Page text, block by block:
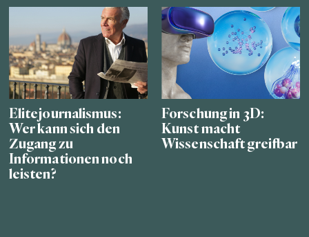
Elitejournalismus:
Wer kann sich den
Zugang zu
Informationen noch
leisten?
Forschung in 3D:
Kunst macht
Wissenschaft greifbar